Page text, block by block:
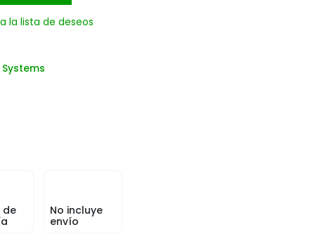
la lista de deseos
Systems
de
No incluye
envío